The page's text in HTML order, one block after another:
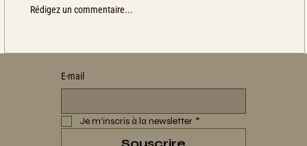
Rédigez un commentaire...
E‑mail
Je m'inscris à la newsletter *